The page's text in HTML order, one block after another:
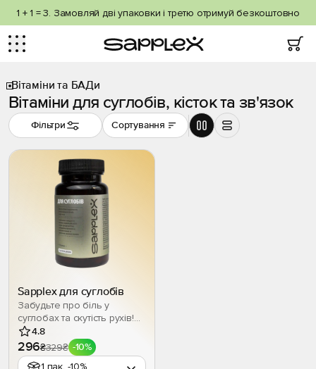
1 + 1 = 3. Замовляй дві упаковки і третю отримуй безкоштовно
Вітаміни та БАДи
Вітаміни для суглобів, кісток та зв'язок
Фільтри Сортування
Sapplex для суглобів
Забудьте про біль у
суглобах та скутість рухів!
Комплекс із хондроїтином і
колагеном відновлює
хрящову тканину, змащує
4.8
296₴329₴ -10%
1 пак. -10%